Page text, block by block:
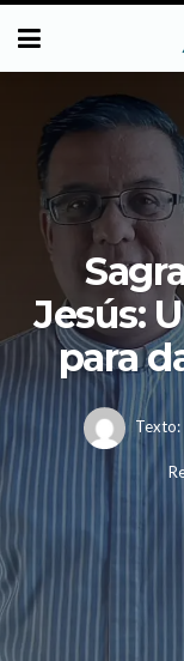
Jesús:
para
Texto: